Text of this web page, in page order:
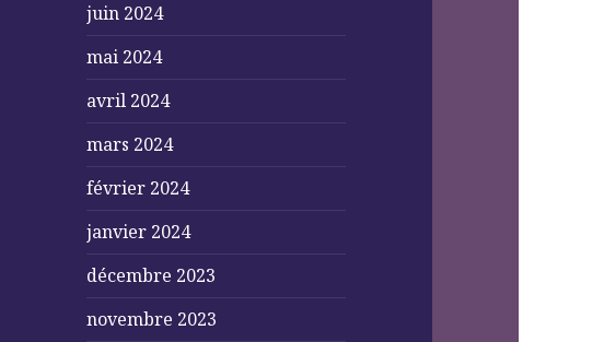
juin 2024
mai 2024
avril 2024
mars 2024
février 2024
janvier 2024
décembre 2023
novembre 2023